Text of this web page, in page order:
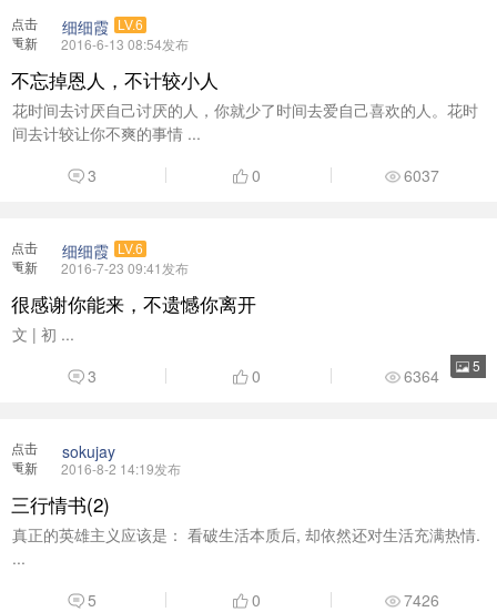
点击
重新
细细霞 LV.6
2016-6-13 08:54发布
不忘掉恩人，不计较小人
花时间去讨厌自己讨厌的人，你就少了时间去爱自己喜欢的人。花时
间去计较让你不爽的事情 ...
3
0 6037
点击
重新
细细霞 LV.6
2016-7-23 09:41发布
很感谢你能来，不遗憾你离开
文 | 初 ...
5
3 0 6364
点击
重新
sokujay
2016-8-2 14:19发布
三行情书(2)
真正的英雄主义应该是： 看破生活本质后, 却依然还对生活充满热情.
...
5
0 7426